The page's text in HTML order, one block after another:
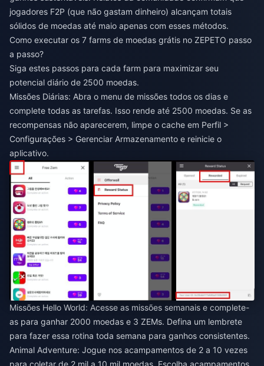
jogadores F2P (que não gastam dinheiro) alcançam totais
sólidos de moedas até maio apenas com esses métodos.
Como executar os 7 farms de moedas grátis no ZEPETO passo
a passo?
Siga estes passos para cada farm para maximizar seu
potencial diário de 2500 moedas.
Missões Diárias: Abra o menu de missões todos os dias e
complete todas as tarefas. Isso rende até 2500 moedas. Se as
recompensas não aparecerem, limpe o cache em Perfil >
Configurações > Gerenciar Armazenamento e reinicie o
aplicativo.
Missões Hello World: Acesse as missões semanais e complete-
as para ganhar 2000 moedas e 3 ZEMs. Defina um lembrete
para fazer essa rotina toda semana para ganhos consistentes.
Animal Adventure: Jogue nos acampamentos de 2 a 10 vezes
para coletar de 2 mil a 10 mil moedas. Escolha acampamentos